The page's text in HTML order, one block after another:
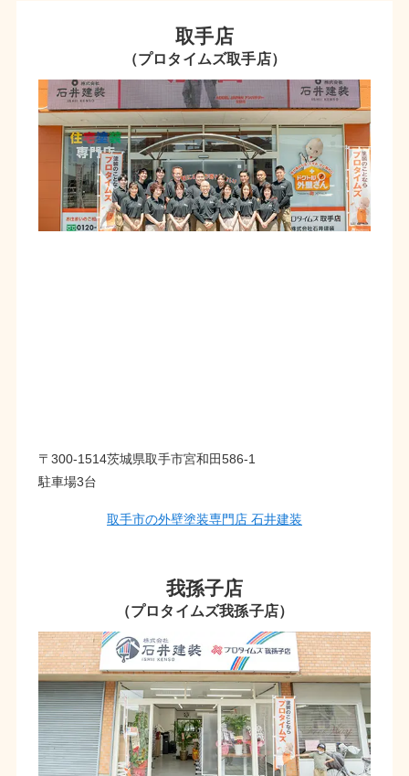
取手店
（プロタイムズ取手店）
〒300-1514茨城県取手市宮和田586-1
駐車場3台
取手市の外壁塗装専門店 石井建装
我孫子店
（プロタイムズ我孫子店）